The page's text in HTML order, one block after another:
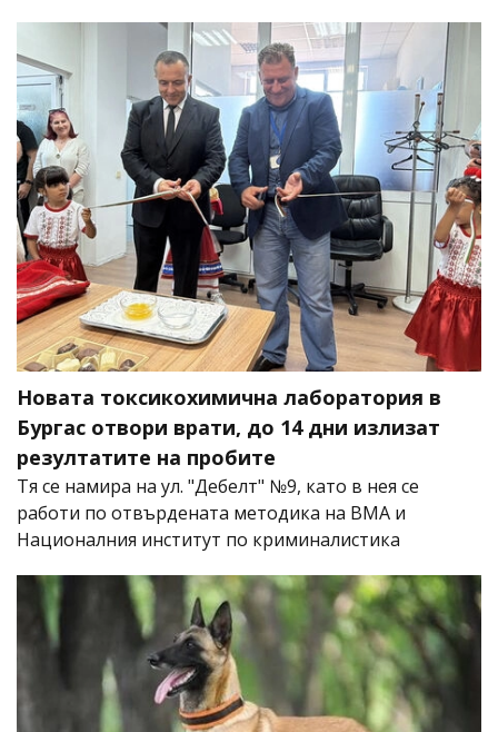
Новата токсикохимична лаборатория в
Бургас отвори врати, до 14 дни излизат
резултатите на пробите
Тя се намира на ул. "Дебелт" №9, като в нея се
работи по отвърдената методика на ВМА и
Националния институт по криминалистика